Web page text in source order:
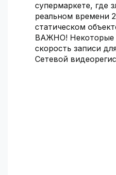
супермаркете, где
реальном времени
статическом
ВАЖНО! Некоторые
скорость записи
Сетевой